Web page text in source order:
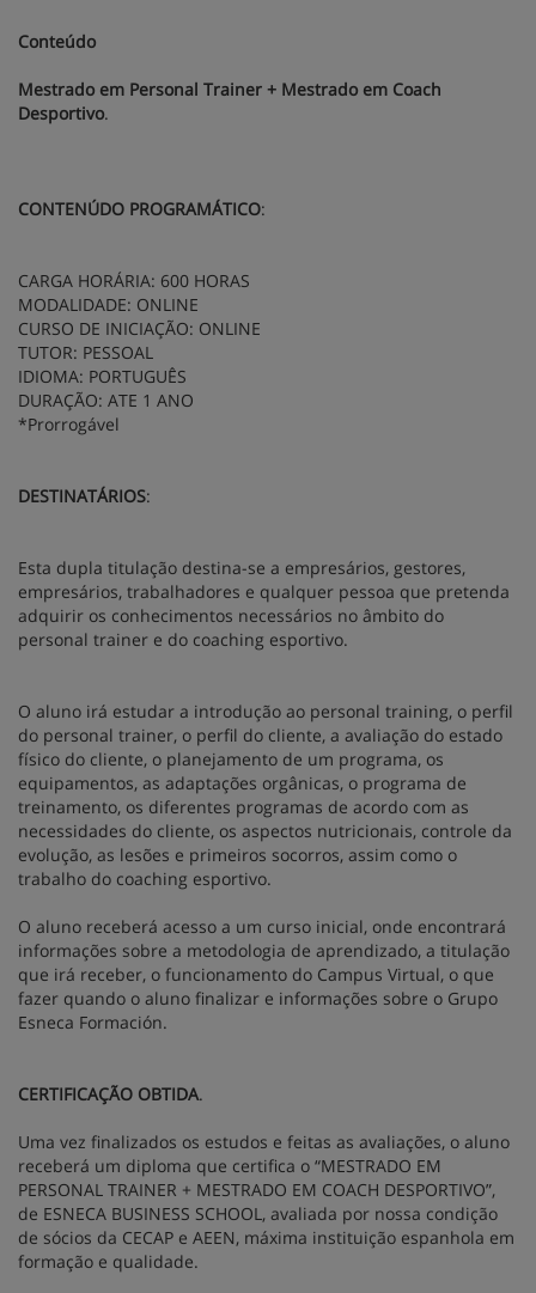
Conteúdo
Mestrado em Personal Trainer + Mestrado em Coach
Desportivo.
CONTENÚDO PROGRAMÁTICO:
CARGA HORÁRIA: 600 HORAS
MODALIDADE: ONLINE
CURSO DE INICIAÇÃO: ONLINE
TUTOR: PESSOAL
IDIOMA: PORTUGUÊS
DURAÇÃO: ATE 1 ANO
*Prorrogável
DESTINATÁRIOS:
Esta dupla titulação destina-se a empresários, gestores,
empresários, trabalhadores e qualquer pessoa que pretenda
adquirir os conhecimentos necessários no âmbito do
personal trainer e do coaching esportivo.
O aluno irá estudar a introdução ao personal training, o perfil
do personal trainer, o perfil do cliente, a avaliação do estado
físico do cliente, o planejamento de um programa, os
equipamentos, as adaptações orgânicas, o programa de
treinamento, os diferentes programas de acordo com as
necessidades do cliente, os aspectos nutricionais, controle da
evolução, as lesões e primeiros socorros, assim como o
trabalho do coaching esportivo.
O aluno receberá acesso a um curso inicial, onde encontrará
informações sobre a metodologia de aprendizado, a titulação
que irá receber, o funcionamento do Campus Virtual, o que
fazer quando o aluno finalizar e informações sobre o Grupo
Esneca Formación.
CERTIFICAÇÃO OBTIDA.
Uma vez finalizados os estudos e feitas as avaliações, o aluno
receberá um diploma que certifica o “MESTRADO EM
PERSONAL TRAINER + MESTRADO EM COACH DESPORTIVO”,
de ESNECA BUSINESS SCHOOL, avaliada por nossa condição
de sócios da CECAP e AEEN, máxima instituição espanhola em
formação e qualidade.